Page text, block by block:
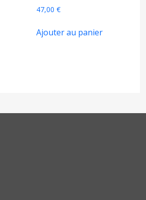
47,00 €
Ajouter au panier